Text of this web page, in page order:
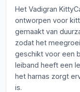
Het Vadigran
ontworpen voor
gemaakt van
zodat het
geschikt voor een
leiband heeft een
het harnas zorgt
is.